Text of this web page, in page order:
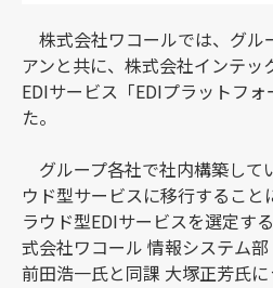
株式会社ワコールでは、グル
アンと共に、株式会社インテ
EDIサービス「EDIプラットフ
た。
グループ各社で社内構築して
ウド型サービスに移行すること
ラウド型EDIサービスを選定す
式会社ワコール 情報システム
前田浩一氏と同課 大塚正芳氏に